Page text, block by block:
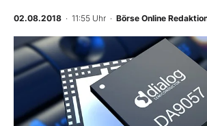
BO-Musterdepots
Experten
Mein B:O
02.08.2018 · 11:55 Uhr · Börse Online